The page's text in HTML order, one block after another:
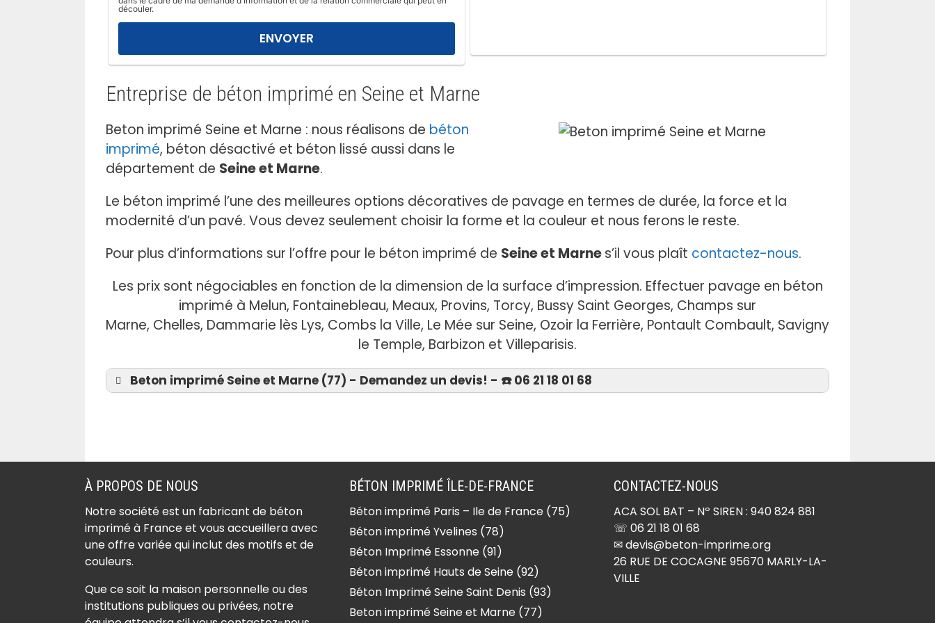
l
a
s
e
c
e
c
h
a
p
v
d
découler.
Entreprise de béton imprimé en Seine et Marne
Beton imprimé Seine et Marne : nous réalisons de béton
imprimé, béton désactivé et béton lissé aussi dans le
département de Seine et Marne.
Le béton imprimé l’une des meilleures options décoratives de pavage en termes de durée, la force et la
modernité d’un pavé. Vous devez seulement choisir la forme et la couleur et nous ferons le reste.
Pour plus d’informations sur l’offre pour le béton imprimé de Seine et Marnes’il vous plaît contactez-nous.
Les prix sont négociables en fonction de la dimension de la surface d’impression. Effectuer pavage en béton
imprimé à Melun, Fontainebleau, Meaux, Provins, Torcy, Bussy Saint Georges, Champs sur
Marne, Chelles, Dammarie lès Lys, Combs la Ville, Le Mée sur Seine, Ozoir la Ferrière, Pontault Combault, Savigny
le Temple, Barbizon et Villeparisis.
Beton imprimé Seine et Marne (77) - Demandez un devis! - ☎️ 06 21 18 01 68
la-Forêt (77760)
Béton imprimé Amillis
(77120)
Béton imprimé Amponville
(77760)
(77390)
Béton imprimé Annet-sur-
Marne (77410)
(77165)
Béton imprimé Forges
(77130)
Béton imprimé Fouju
(77390)
Béton imprimé Fresnes-
sur-Marne (77410)
Béton imprimé Frétoy
(77320)
(77440)
Béton imprimé Oissery
Béton imprimé Orly-sur-
Morin (77750)
Béton imprimé Ormesson
À PROPOS DE NOUS
Notre société est un fabricant de béton
imprimé à France et vous accueillera avec
une offre variée qui inclut des motifs et de
couleurs.
Que ce soit la maison personnelle ou des
institutions publiques ou privées, notre
BÉTON IMPRIMÉ ÎLE-DE-FRANCE
Béton imprimé Paris – Ile de France (75)
Béton imprimé Yvelines (78)
Béton Imprimé Essonne (91)
Béton imprimé Hauts de Seine (92)
Béton Imprimé Seine Saint Denis (93)
Beton imprimé Seine et Marne (77)
CONTACTEZ-NOUS
ACA SOL BAT – Nº SIREN : 940 824 881
☏ 06 21 18 01 68
✉ devis@beton-imprime.org
26 RUE DE COCAGNE 95670 MARLY-LA-
VILLE